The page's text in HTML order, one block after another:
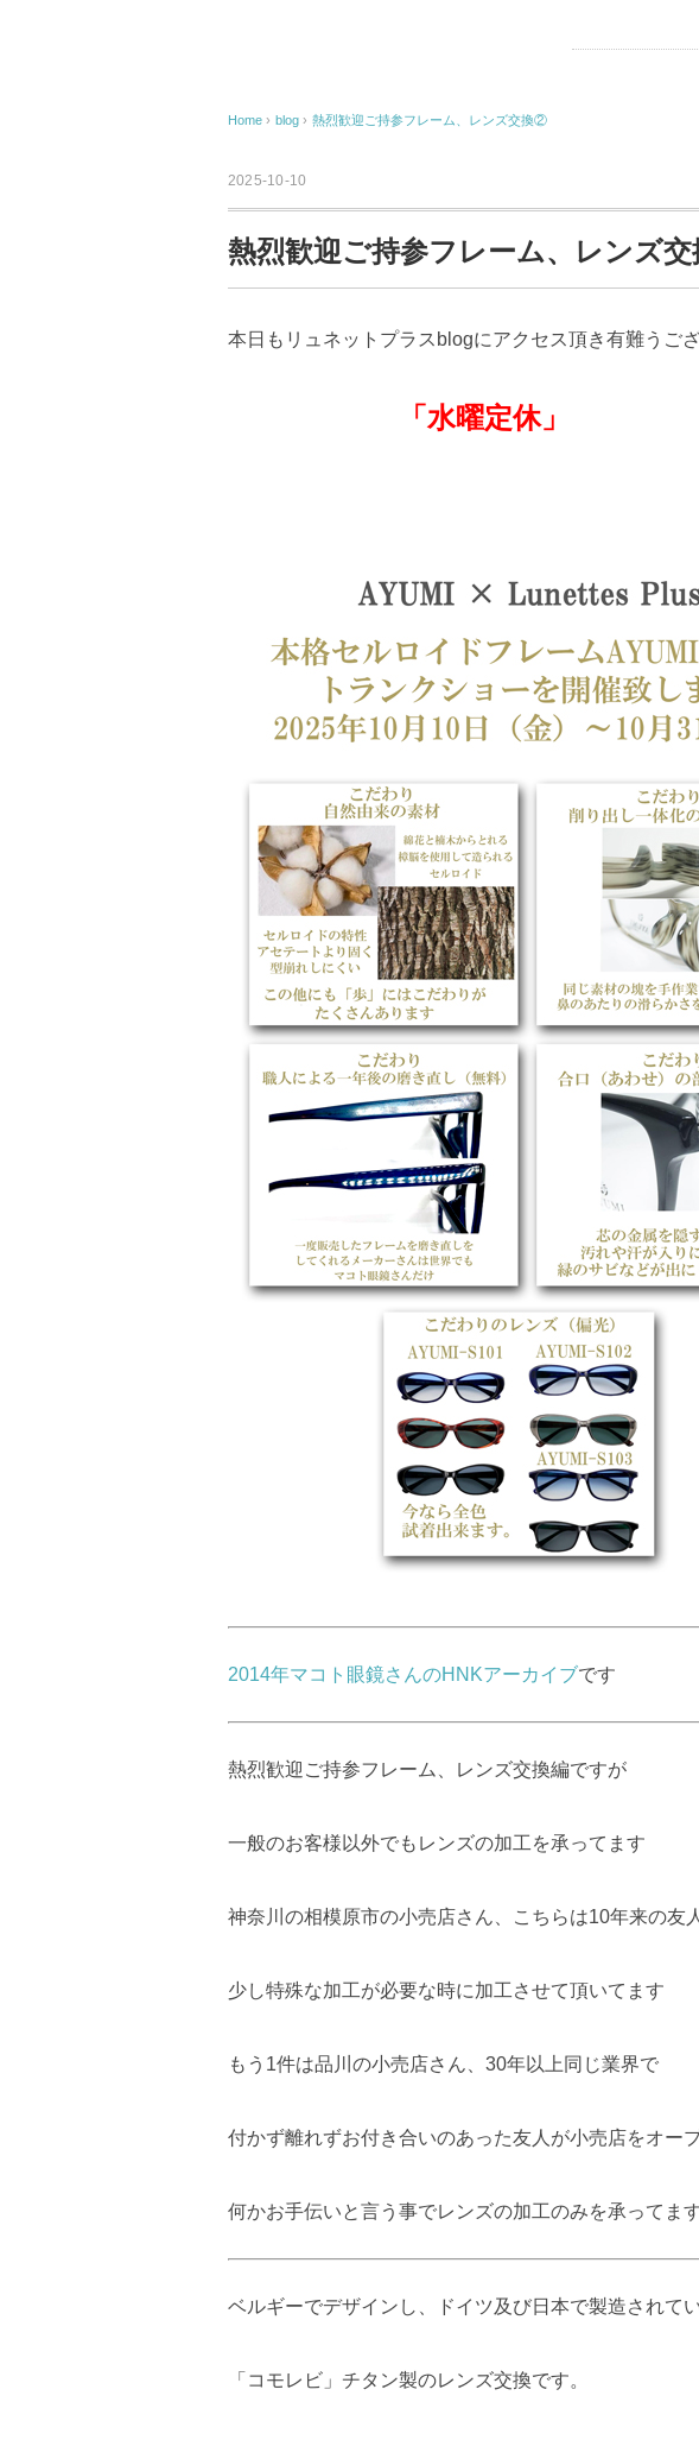
Home › blog › 熱烈歓迎ご持参フレーム、レンズ交換②
2025-10-10
熱烈歓迎ご持参フレーム、レンズ
本日もリュネットプラスblogにアクセス頂き有難うござ
「水曜定休」
2014年マコト眼鏡さんのHNKアーカイブです
熱烈歓迎ご持参フレーム、レンズ交換編ですが
一般のお客様以外でもレンズの加工を承ってます
神奈川の相模原市の小売店さん、こちらは10年来の友人
少し特殊な加工が必要な時に加工させて頂いてます
もう1件は品川の小売店さん、30年以上同じ業界で
付かず離れずお付き合いのあった友人が小売店をオー
何かお手伝いと言う事でレンズの加工のみを承ってます
ベルギーでデザインし、ドイツ及び日本で製造されて
「コモレビ」チタン製のレンズ交換です。